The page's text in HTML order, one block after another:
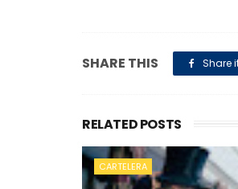
SHARE THIS Share
RELATED POSTS
CARTELERA